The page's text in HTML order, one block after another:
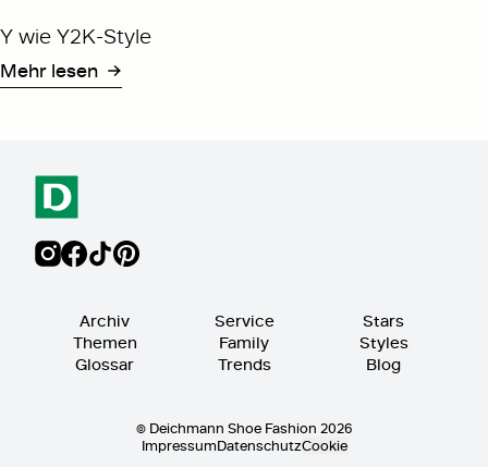
Y wie Y2K-Style
Mehr lesen
Archiv
Themen
Glossar
Service
Family
Trends
Stars
Styles
Blog
© Deichmann Shoe Fashion 2026
ImpressumDatenschutzCookie